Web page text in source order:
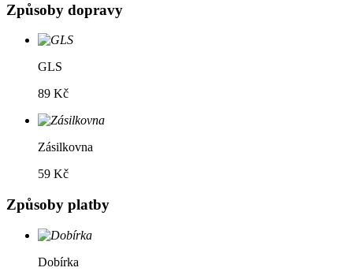
Způsoby dopravy
GLS
89 Kč
Zásilkovna
59 Kč
Způsoby platby
Dobírka